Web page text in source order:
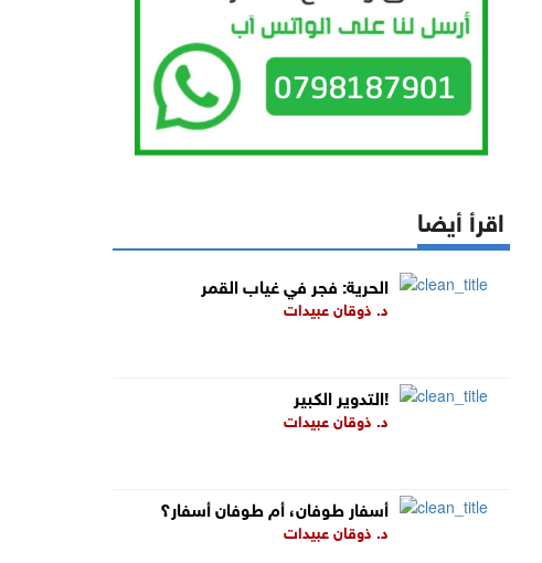
اقرأ أيضا
الحرية: فجر في غياب القمر
د. ذوقان عبيدات
التدوير الكبير!
د. ذوقان عبيدات
أسفار طوفان، أم طوفان أسفار؟
د. ذوقان عبيدات